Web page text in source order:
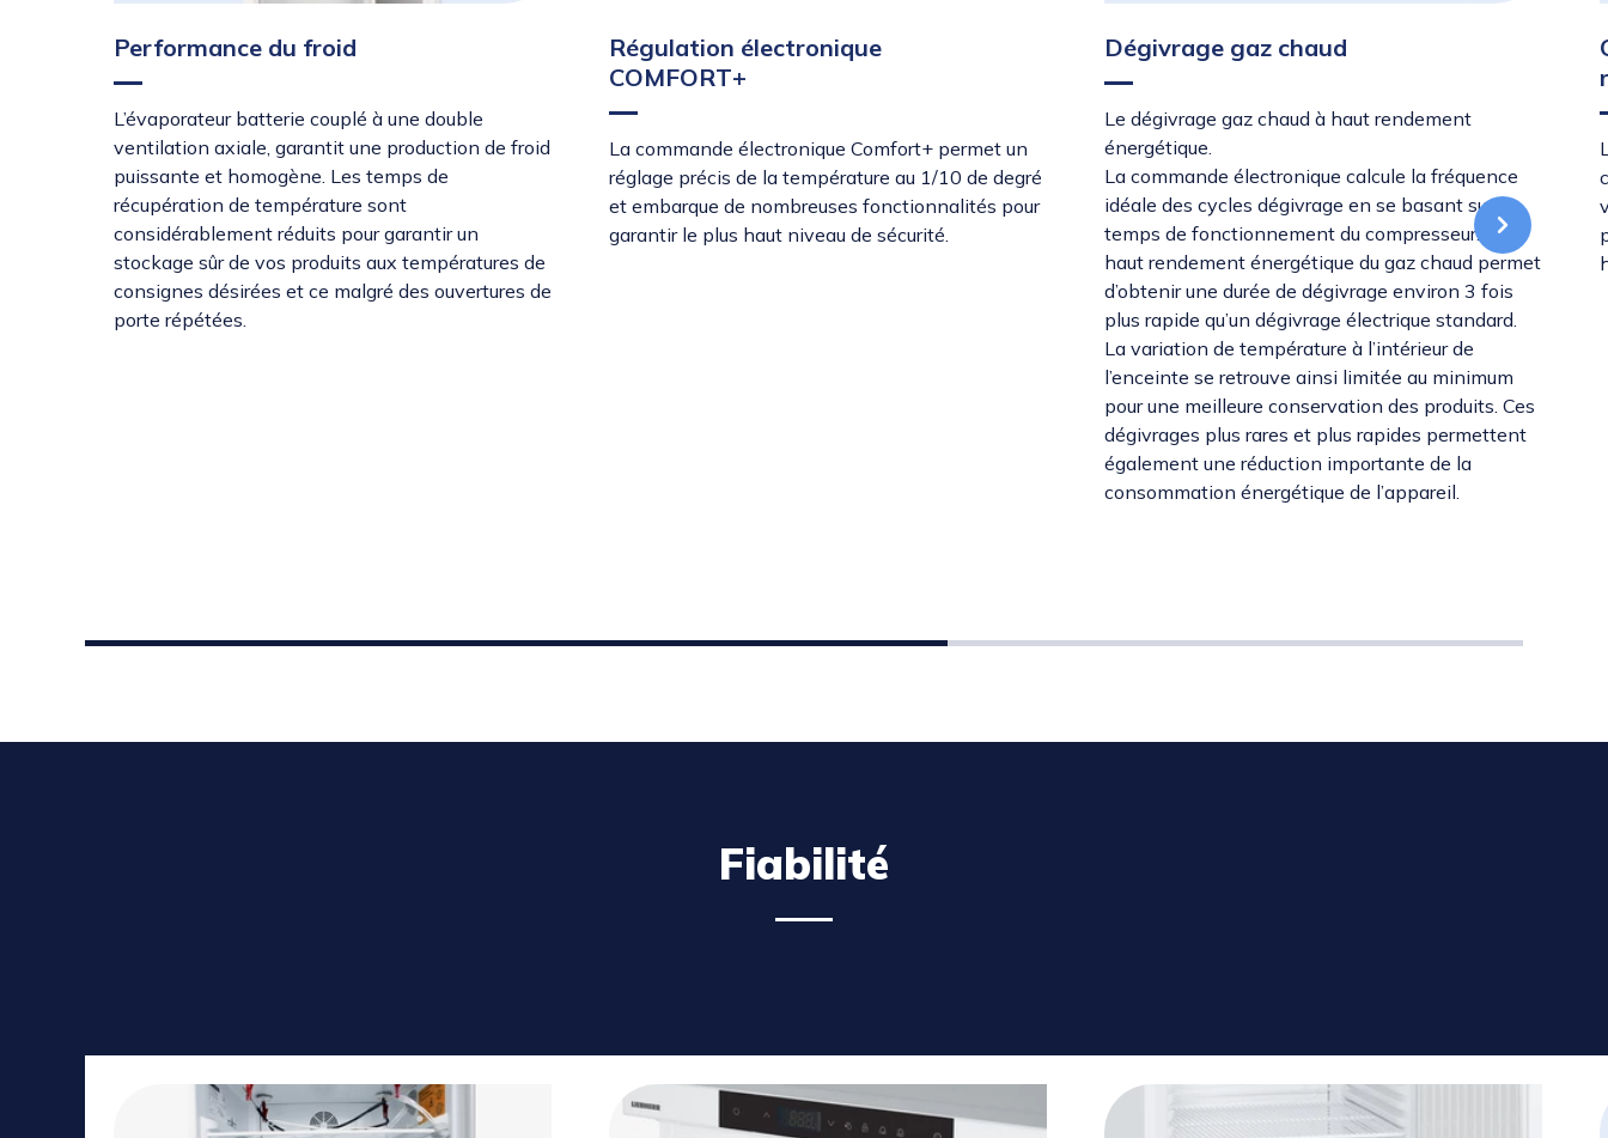
Performance du froid
L’évaporateur batterie couplé à une double
ventilation axiale, garantit une production de froid
puissante et homogène. Les temps de
récupération de température sont
considérablement réduits pour garantir un
stockage sûr de vos produits aux températures de
consignes désirées et ce malgré des ouvertures de
porte répétées.
Régulation électronique
COMFORT+
La commande électronique Comfort+ permet un
réglage précis de la température au 1/10 de degré
et embarque de nombreuses fonctionnalités pour
garantir le plus haut niveau de sécurité.
Dégivrage gaz chaud
Le dégivrage gaz chaud à haut rendement
énergétique.
La commande électronique calcule la fréquence
idéale des cycles dégivrage en se basant sur le
temps de fonctionnement du compresseur. Le
haut rendement énergétique du gaz chaud permet
d’obtenir une durée de dégivrage environ 3 fois
plus rapide qu’un dégivrage électrique standard.
La variation de température à l’intérieur de
l’enceinte se retrouve ainsi limitée au minimum
pour une meilleure conservation des produits. Ces
dégivrages plus rares et plus rapides permettent
également une réduction importante de la
consommation énergétique de l’appareil.
Fiabilité